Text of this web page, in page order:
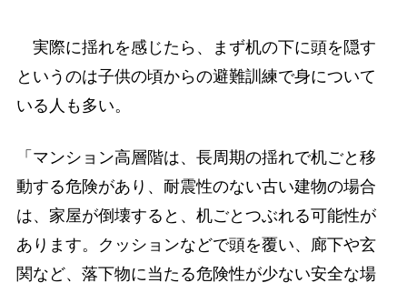
実際に揺れを感じたら、まず机の下に頭を隠す
というのは子供の頃からの避難訓練で身について
いる人も多い。
「マンション高層階は、長周期の揺れで机ごと移
動する危険があり、耐震性のない古い建物の場合
は、家屋が倒壊すると、机ごとつぶれる可能性が
あります。クッションなどで頭を覆い、廊下や玄
関など、落下物に当たる危険性が少ない安全な場